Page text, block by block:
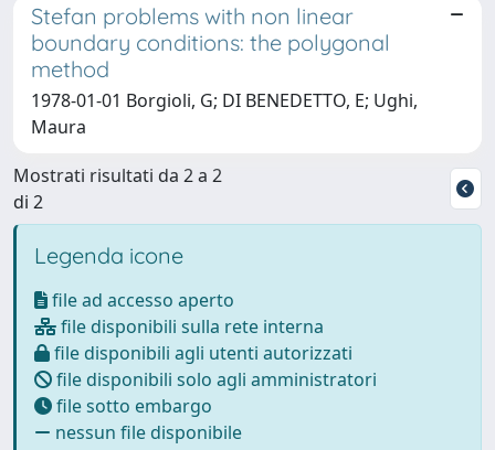
Stefan problems with non linear
boundary conditions: the polygonal
method
1978-01-01 Borgioli, G; DI BENEDETTO, E; Ughi,
Maura
Mostrati risultati da 2 a 2
di 2
Legenda icone
file ad accesso aperto
file disponibili sulla rete interna
file disponibili agli utenti autorizzati
file disponibili solo agli amministratori
file sotto embargo
nessun file disponibile